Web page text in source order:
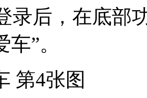
录后，在底部
”。